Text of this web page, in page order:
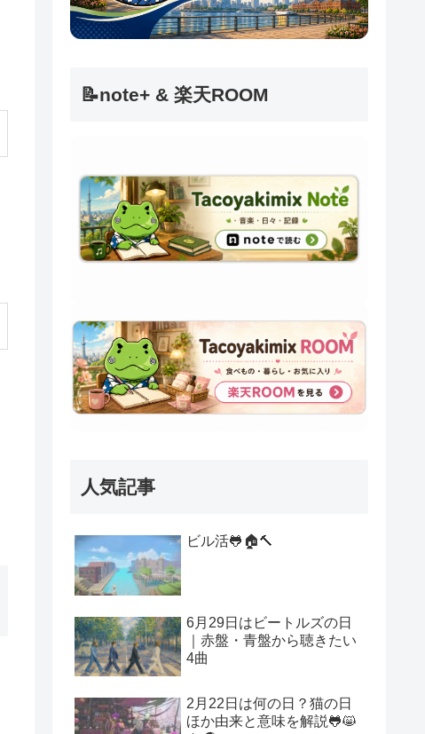
📝note+ & 楽天ROOM
人気記事
ビル活🐸🏠🔨
6月29日はビートルズの日
｜赤盤・青盤から聴きたい
4曲
2月22日は何の日？猫の日
ほか由来と意味を解説🐸😸